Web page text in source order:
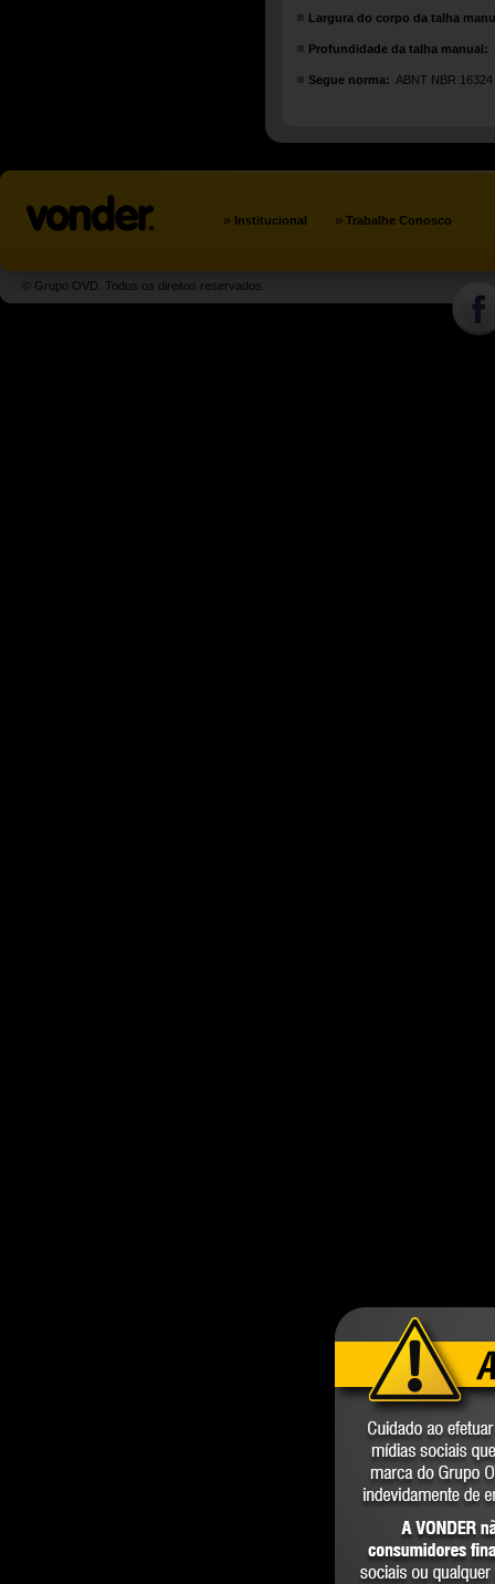
Largura do corpo da talha
Profundidade da talha manual:
Segue norma: ABNT NBR 16324
» Institucional » Trabalhe Conosco
© Grupo OVD. Todos os direitos reservados.